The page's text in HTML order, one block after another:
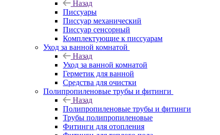
Назад
Писсуары
Писсуар механический
Писсуар сенсорный
Комплектующие к писсуарам
Уход за ванной комнатой
Назад
Уход за ванной комнатой
Герметик для ванной
Средства для очистки
Полипропиленовые трубы и фитинги
Назад
Полипропиленовые трубы и фитинги
Трубы полипропиленовые
Фитинги для отопления